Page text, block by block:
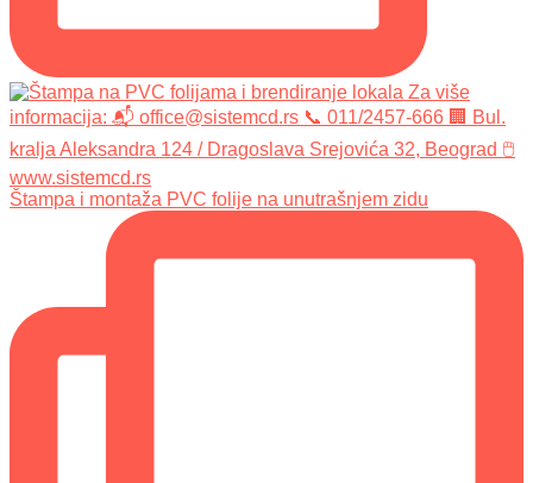
Štampa i montaža PVC folije na unutrašnjem zidu